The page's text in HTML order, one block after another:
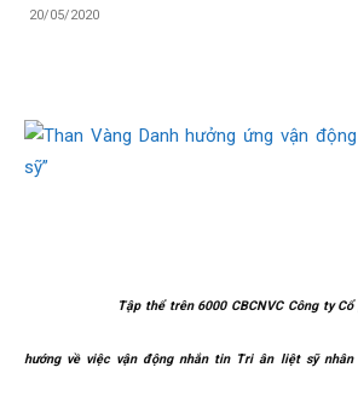
Than
20/05/2020
Tập thể trên 6000 CBCNVC Công ty
hướng về việc vận động nhắn tin Tri ân liệt sỹ